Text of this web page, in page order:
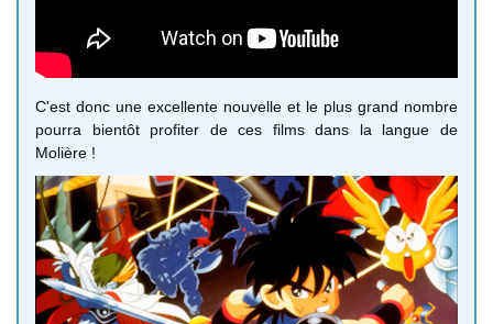
C'est donc une excellente nouvelle et le plus grand nombre
pourra bientôt profiter de ces films dans la langue de
Molière !